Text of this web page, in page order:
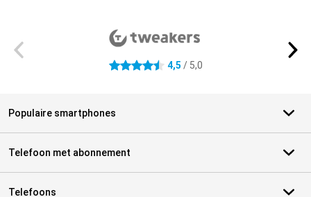
4.5 sterren 4,5 / 5,0
Populaire smartphones
Telefoon met abonnement
Telefoons